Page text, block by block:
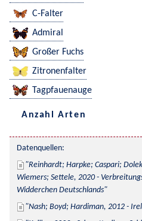
C-Falter
Admiral
Großer Fuchs
Zitronenfalter
Tagpfauenauge
Anzahl Arten
Datenquellen:
Reinhardt; Harpke; Caspari;
Wiemers; Settele, 2020 -
Widderchen Deutschlands
Nash; Boyd; Hardiman, 2012 -